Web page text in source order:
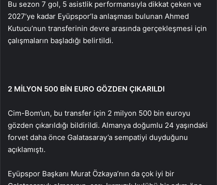
Bu sezon 7 gol, 5 asistlik performansıyla dikkat çeken ve
2027’ye kadar Eyüpspor’la anlaşması bulunan Ahmed
Kutucu’nun transferinin devre arasında gerçekleşmesi için
çalışmaların başladığı belirtildi.
2 MİLYON 500 BİN EURO GÖZDEN ÇIKARILDI
Cim-Bom’un, bu transfer için 2 milyon 500 bin euroyu
gözden çıkarıldığı bildirildi. Almanya doğumlu 24 yaşındaki
forvet daha önce Galatasaray’a sempatiyi duyduğunu
açıklamıştı.
Eyüpspor Başkanı Murat Özkaya’nın da çok iyi bir